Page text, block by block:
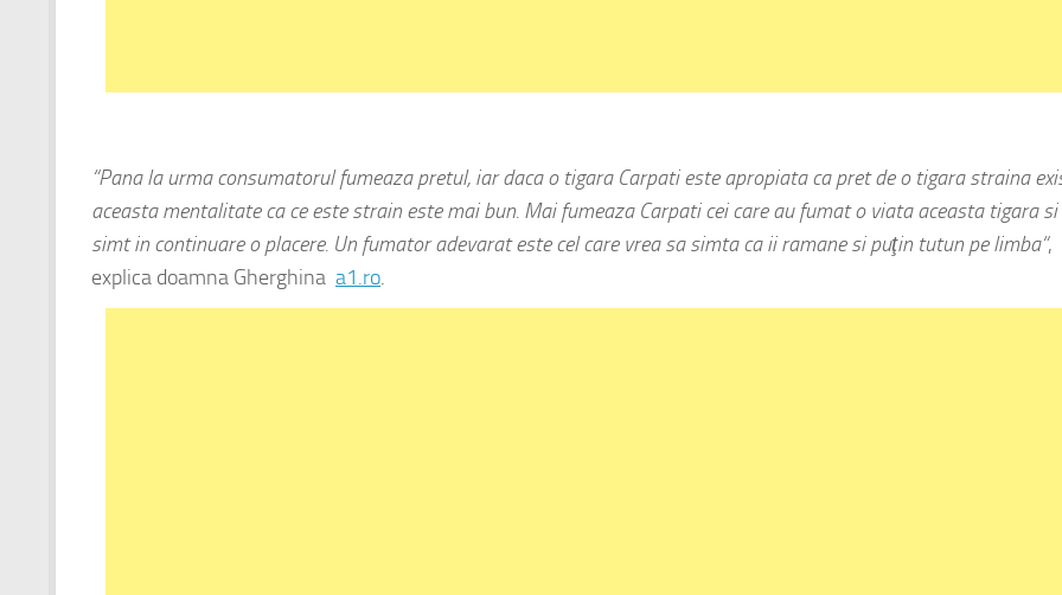
“Pana la urma consumatorul fumeaza pretul, iar daca o tigara Carpati este apropiata ca pret de o tigara straina
aceasta mentalitate ca ce este strain este mai bun. Mai fumeaza Carpati cei care au fumat o viata aceasta tigara si
simt in continuare o placere. Un fumator adevarat este cel care vrea sa simta ca ii ramane si puţin tutun pe limba“,
explica doamna Gherghina a1.ro.